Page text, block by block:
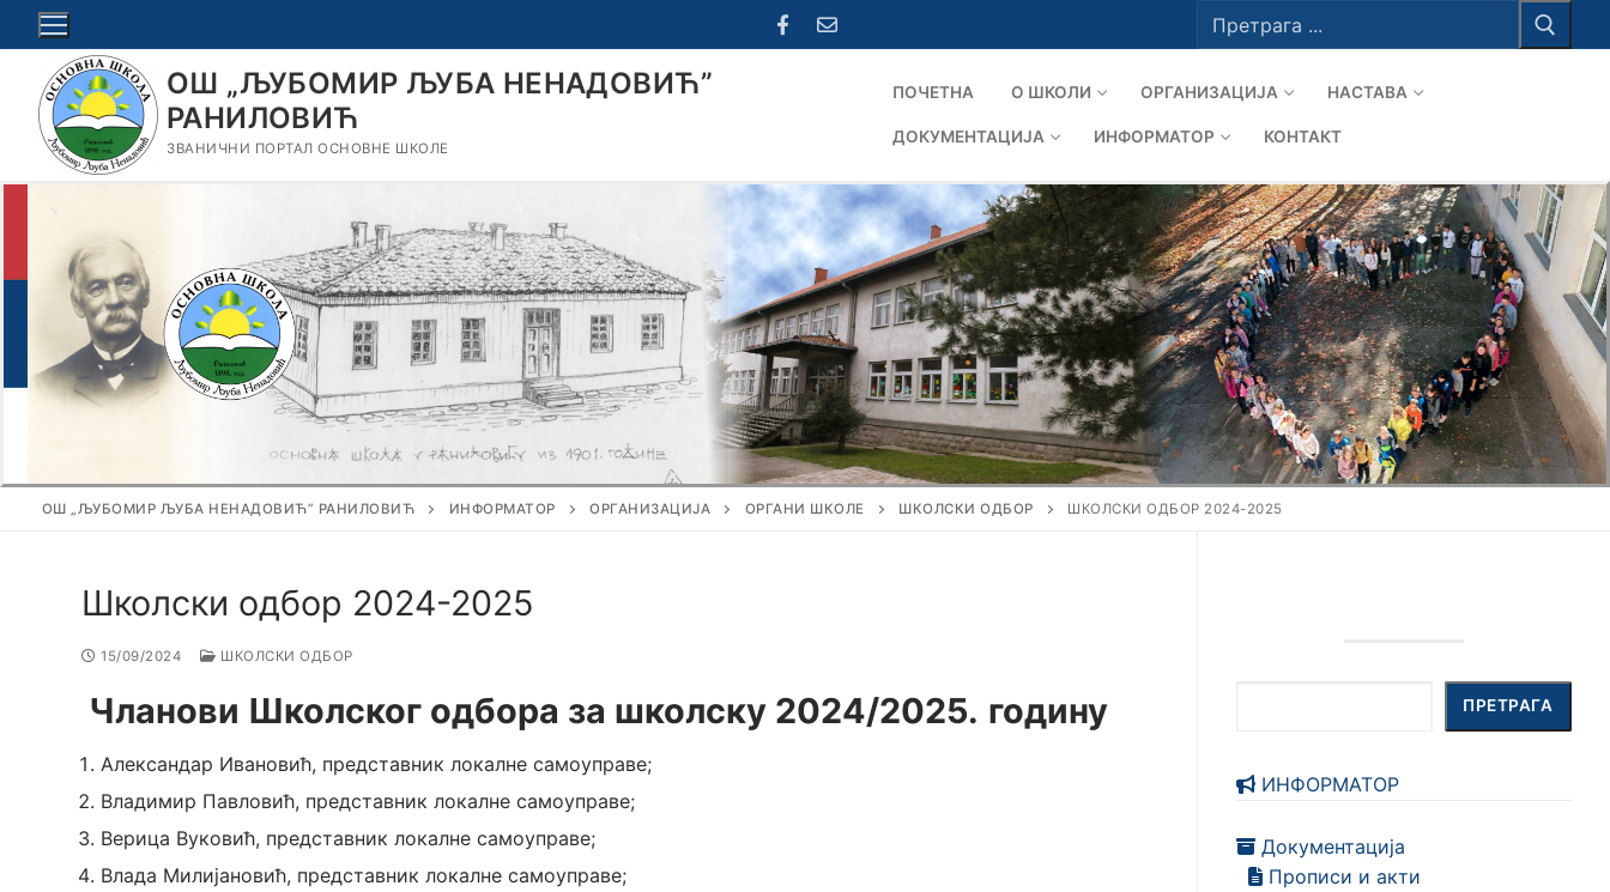
Прескочи
до
садржаја
за:
ОШ „ЉУБОМИР ЉУБА НЕНАДОВИЋ”
РАНИЛОВИЋ
ЗВАНИЧНИ ПОРТАЛ ОСНОВНЕ ШКОЛЕ
ПОЧЕТНА О ШКОЛИ ОРГАНИЗАЦИЈА НАСТАВА
ДОКУМЕНТАЦИЈА ИНФОРМАТОР КОНТАКТ
ОШ „ЉУБОМИР ЉУБА НЕНАДОВИЋ” РАНИЛОВИЋ ИНФОРМАТОР ОРГАНИЗАЦИЈА ОРГАНИ ШКОЛЕ ШКОЛСКИ ОДБОР ШКОЛСКИ ОДБОР 2024-2025
Школски одбор 2024-2025
15/09/2024 ШКОЛСКИ ОДБОР
Чланови Школског одбора за школску 2024/2025. годину
Александар Ивановић, представник локалне самоуправе;
Владимир Павловић, представник локалне самоуправе;
Верица Вуковић, представник локалне самоуправе;
Влада Милијановић, представник локалне самоуправе;
ПРЕТРАГА
ИНФОРМАТОР
Документација
Прописи и акти